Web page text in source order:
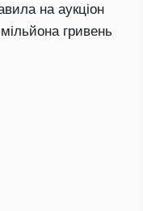
на аукціон
гривень